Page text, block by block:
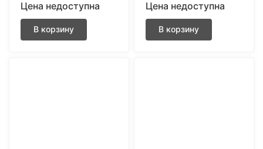
алоэ) 25 грамм
Цена недоступна
В корзину
леденцы) 30 грамм
Цена недоступна
В корзину